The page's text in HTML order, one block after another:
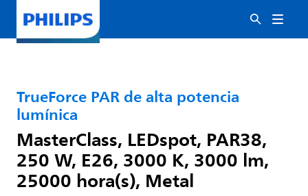
TrueForce PAR de alta potencia
lumínica
MasterClass, LEDspot, PAR38,
250 W, E26, 3000 K, 3000 lm,
25000 hora(s), Metal